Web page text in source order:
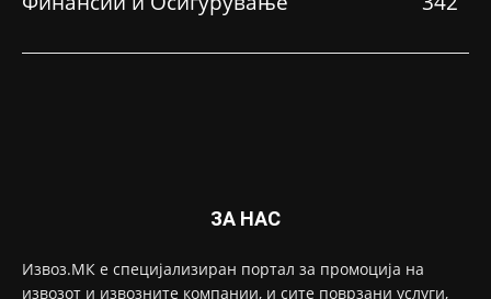
ЗА НАС
Извоз.МК е специјализиран портал за промоција на
извозот и извозните компании, и сите поврзани услуги,